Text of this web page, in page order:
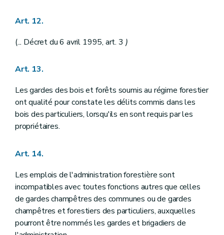
Art. 129
Art. 131
Art. 134
Art. 136
Art. 137
Art. 138
Art. 139
Art. 140
Art. 143
Art. 145
Art. 146
Art. 147
Section 2 De l'exécution des jugements
Art. 148
Art. 149
Art. 150
Art. 12.
(... Décret du 6 avril 1995, art. 3 )
Art. 13.
Les gardes des bois et forêts soumis au régime forestier
ont qualité pour constate les délits commis dans les
bois des particuliers, lorsqu'ils en sont requis par les
propriétaires.
Art. 14.
Les emplois de l'administration forestière sont
incompatibles avec toutes fonctions autres que celles
de gardes champêtres des communes ou de gardes
champêtres et forestiers des particuliers, auxquelles
pourront être nommés les gardes et brigadiers de